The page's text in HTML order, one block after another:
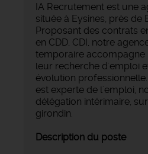
IA Recrutement est une
située à Eysines, près de
Proposant des contrats
en CDD, CDI, notre
temporaire accompagne
leur recherche d'emploi
évolution
est experte de l'emploi,
délégation intérimaire,
girondin.
Description du poste